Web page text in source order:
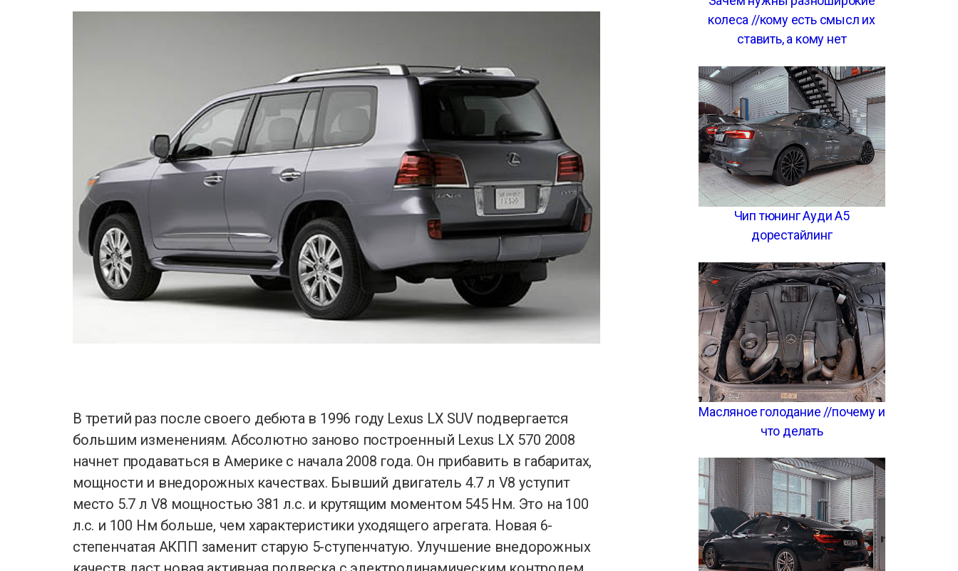
В третий раз после своего дебюта в 1996 году Lexus LX SUV подвергается
большим изменениям. Абсолютно заново построенный Lexus LX 570 2008
начнет продаваться в Америке с начала 2008 года. Он прибавить в габаритах,
мощности и внедорожных качествах. Бывший двигатель 4.7 л V8 уступит
место 5.7 л V8 мощностью 381 л.с. и крутящим моментом 545 Нм. Это на 100
л.с. и 100 Нм больше, чем характеристики уходящего агрегата. Новая 6-
степенчатая АКПП заменит старую 5-ступенчатую. Улучшение внедорожных
колеса //кому есть смысл их
ставить, а кому нет
Чип тюнинг Ауди А5
дорестайлинг
Масляное голодание //почему и
что делать